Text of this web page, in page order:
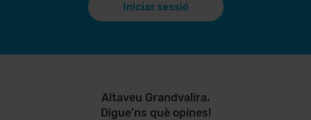
Iniciar sessió
Altaveu Grandvalira.
Digue’ns què opines!